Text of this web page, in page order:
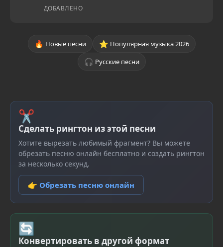
ДОБАВЛЕНО
🔥 Новые песни ⭐ Популярная музыка 2026
🎧 Русские песни
✂
Сделать рингтон из этой песни
Хотите вырезать любимый фрагмент? Вы можете
обрезать песню онлайн бесплатно и создать рингтон
за несколько секунд.
👉 Обрезать песню онлайн
🔄
Конвертировать в другой формат